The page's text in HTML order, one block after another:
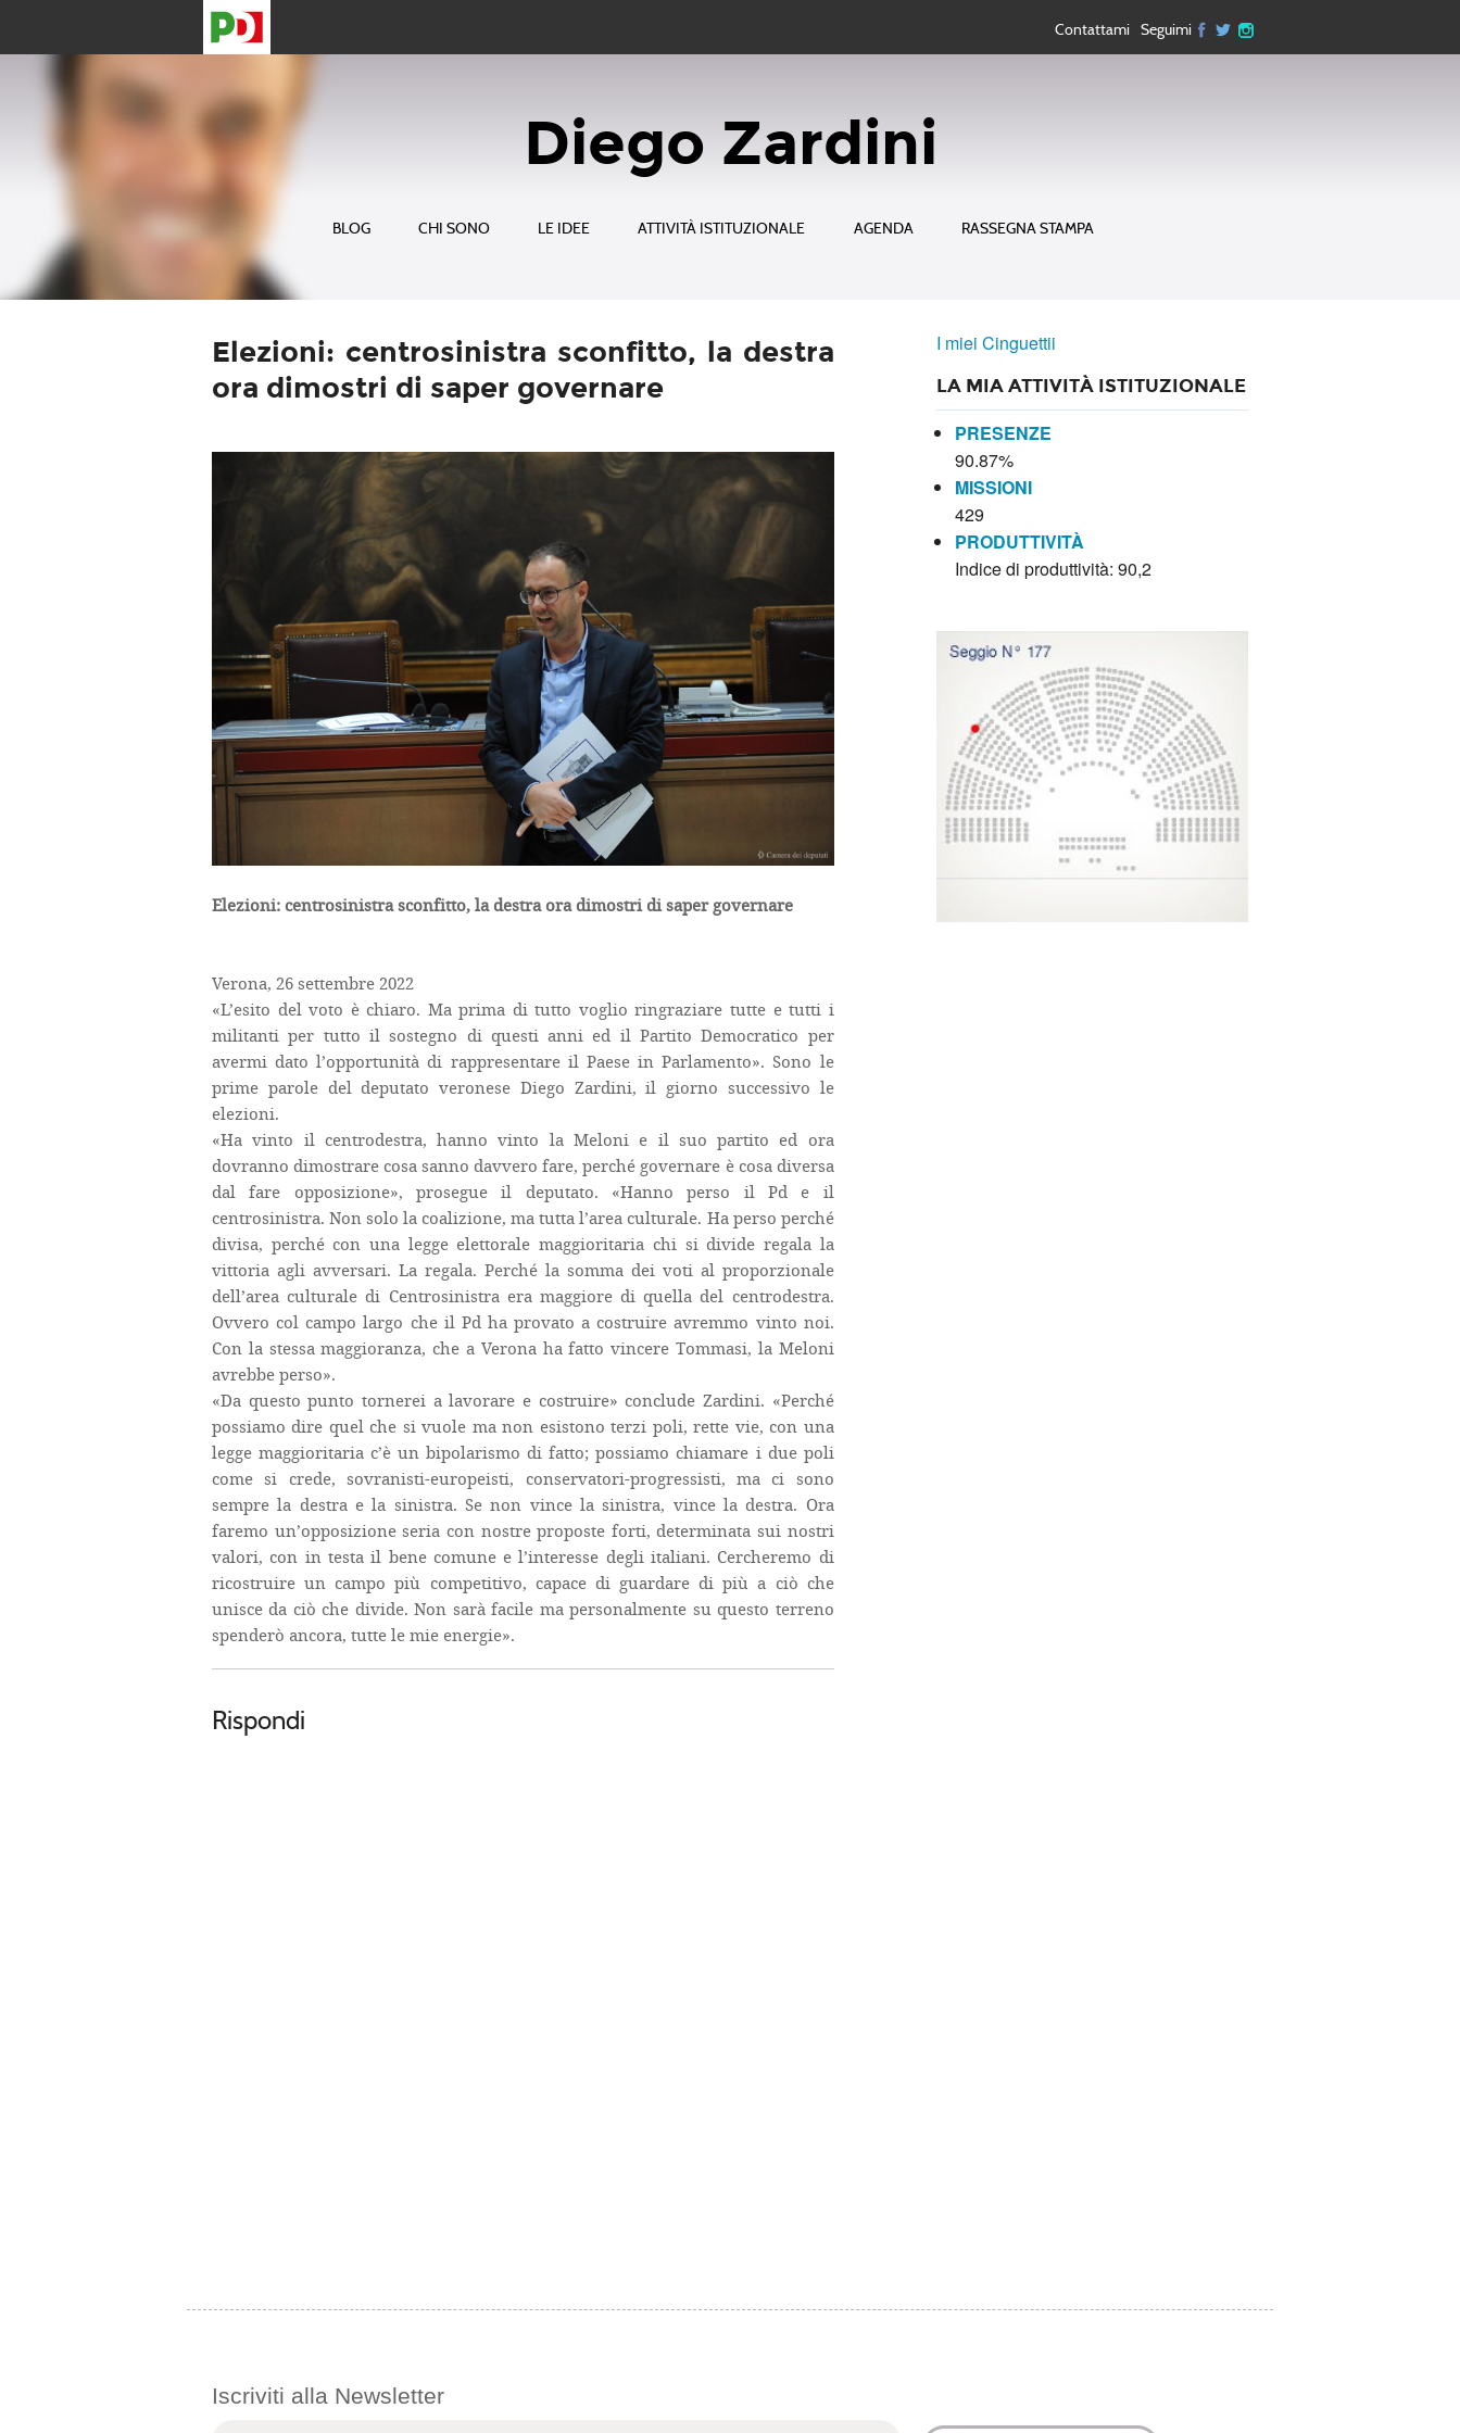
Contattami Seguimi
Diego Zardini
BLOG CHI SONO LE IDEE ATTIVITÀ ISTITUZIONALE AGENDA RASSEGNA STAMPA
Elezioni: centrosinistra sconfitto, la destra
ora dimostri di saper governare
Elezioni: centrosinistra sconfitto, la destra ora dimostri di saper governare
Verona, 26 settembre 2022
«L’esito del voto è chiaro. Ma prima di tutto voglio ringraziare tutte e tutti i
militanti per tutto il sostegno di questi anni ed il Partito Democratico per
avermi dato l’opportunità di rappresentare il Paese in Parlamento». Sono le
prime parole del deputato veronese Diego Zardini, il giorno successivo le
elezioni.
«Ha vinto il centrodestra, hanno vinto la Meloni e il suo partito ed ora
dovranno dimostrare cosa sanno davvero fare, perché governare è cosa diversa
dal fare opposizione», prosegue il deputato. «Hanno perso il Pd e il
centrosinistra. Non solo la coalizione, ma tutta l’area culturale. Ha perso perché
divisa, perché con una legge elettorale maggioritaria chi si divide regala la
vittoria agli avversari. La regala. Perché la somma dei voti al proporzionale
dell’area culturale di Centrosinistra era maggiore di quella del centrodestra.
Ovvero col campo largo che il Pd ha provato a costruire avremmo vinto noi.
Con la stessa maggioranza, che a Verona ha fatto vincere Tommasi, la Meloni
avrebbe perso».
«Da questo punto tornerei a lavorare e costruire» conclude Zardini. «Perché
possiamo dire quel che si vuole ma non esistono terzi poli, rette vie, con una
legge maggioritaria c’è un bipolarismo di fatto; possiamo chiamare i due poli
come si crede, sovranisti-europeisti, conservatori-progressisti, ma ci sono
sempre la destra e la sinistra. Se non vince la sinistra, vince la destra. Ora
faremo un’opposizione seria con nostre proposte forti, determinata sui nostri
valori, con in testa il bene comune e l’interesse degli italiani. Cercheremo di
ricostruire un campo più competitivo, capace di guardare di più a ciò che
unisce da ciò che divide. Non sarà facile ma personalmente su questo terreno
spenderò ancora, tutte le mie energie».
Rispondi
I miei Cinguettii
LA MIA ATTIVITÀ ISTITUZIONALE
PRESENZE
90.87%
MISSIONI
429
PRODUTTIVITÀ
Indice di produttività: 90,2
Iscriviti alla Newsletter